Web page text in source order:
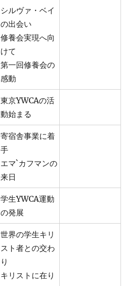
シルヴァ・ベイ
の出会い
修養会実現へ向
けて
第一回修養会の
感動
東京YWCAの活
動始まる
寄宿舎事業に着
手
エマ`カフマンの
来日
学生YWCA運動
の発展
世界の学生キリ
スト者との交わ
り
キリストに在り